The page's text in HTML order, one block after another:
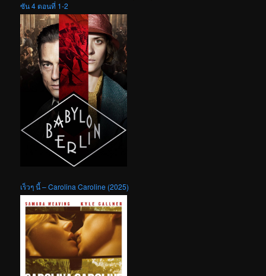
ซัน 4 ตอนที่ 1-2
เร็วๆ นี้ – Carolina Caroline (2025)